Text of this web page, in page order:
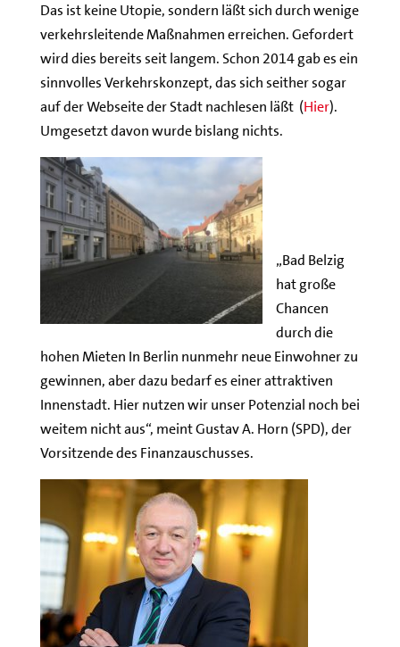
Das ist keine Utopie, sondern läßt sich durch wenige
verkehrsleitende Maßnahmen erreichen. Gefordert
wird dies bereits seit langem. Schon 2014 gab es ein
sinnvolles Verkehrskonzept, das sich seither sogar
auf der Webseite der Stadt nachlesen läßt (Hier).
Umgesetzt davon wurde bislang nichts.
„Bad Belzig
hat große
Chancen
durch die
hohen Mieten In Berlin nunmehr neue Einwohner zu
gewinnen, aber dazu bedarf es einer attraktiven
Innenstadt. Hier nutzen wir unser Potenzial noch bei
weitem nicht aus“, meint Gustav A. Horn (SPD), der
Vorsitzende des Finanzauschusses.